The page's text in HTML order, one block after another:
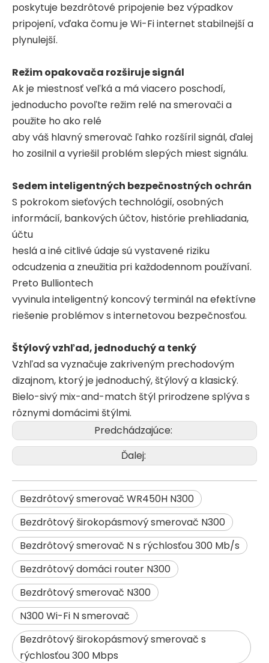
poskytuje bezdrôtové pripojenie bez výpadkov
pripojení, vďaka čomu je Wi-Fi internet stabilnejší a
plynulejší.
Režim opakovača rozširuje signál
Ak je miestnosť veľká a má viacero poschodí,
jednoducho povoľte režim relé na smerovači a
použite ho ako relé
aby váš hlavný smerovač ľahko rozšíril signál, ďalej
ho zosilnil a vyriešil problém slepých miest signálu.
Sedem inteligentných bezpečnostných ochrán
S pokrokom sieťových technológií, osobných
informácií, bankových účtov, histórie prehliadania,
účtu
heslá a iné citlivé údaje sú vystavené riziku
odcudzenia a zneužitia pri každodennom používaní.
Preto Bulliontech
vyvinula inteligentný koncový terminál na efektívne
riešenie problémov s internetovou bezpečnosťou.
Štýlový vzhľad, jednoduchý a tenký
Vzhľad sa vyznačuje zakriveným prechodovým
dizajnom, ktorý je jednoduchý, štýlový a klasický.
Bielo-sivý mix-and-match štýl prirodzene splýva s
rôznymi domácimi štýlmi.
Predchádzajúce:
Ďalej:
Bezdrôtový smerovač WR450H N300
Bezdrôtový širokopásmový smerovač N300
Bezdrôtový smerovač N s rýchlosťou 300 Mb/s
Bezdrôtový domáci router N300
Bezdrôtový smerovač N300
N300 Wi-Fi N smerovač
Bezdrôtový širokopásmový smerovač s
rýchlosťou 300 Mbps